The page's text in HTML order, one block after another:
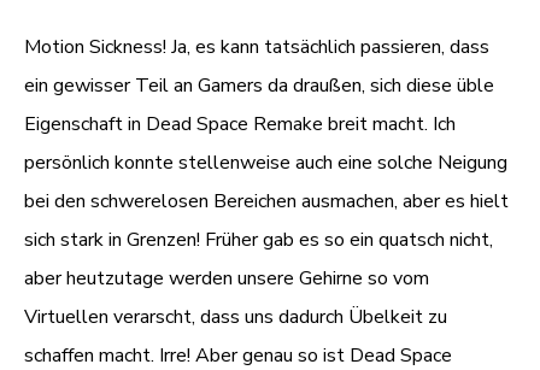
Motion Sickness! Ja, es kann tatsächlich passieren, dass
ein gewisser Teil an Gamers da draußen, sich diese üble
Eigenschaft in Dead Space Remake breit macht. Ich
persönlich konnte stellenweise auch eine solche Neigung
bei den schwerelosen Bereichen ausmachen, aber es hielt
sich stark in Grenzen! Früher gab es so ein quatsch nicht,
aber heutzutage werden unsere Gehirne so vom
Virtuellen verarscht, dass uns dadurch Übelkeit zu
schaffen macht. Irre! Aber genau so ist Dead Space